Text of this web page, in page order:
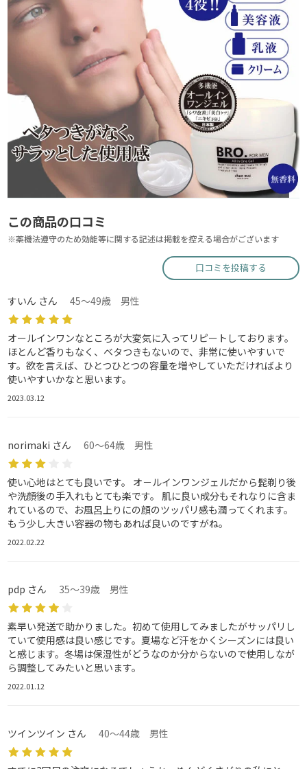
この商品の口コミ
※薬機法遵守のため効能等に関する記述は掲載を控える場合がございます
口コミを投稿する
すいん さん 45～49歳 男性
オールインワンなところが大変気に入ってリピートしております。
ほとんど香りもなく、ベタつきもないので、非常に使いやすいで
す。欲を言えば、ひとつひとつの容量を増やしていただければより
使いやすいかなと思います。
2023.03.12
norimaki さん 60～64歳 男性
使い心地はとても良いです。 オ－ルインワンジェルだから髭剃り後
や洗顔後の手入れもとても楽です。 肌に良い成分もそれなりに含ま
れているので、お風呂上りにの顔のツッパリ感も潤ってくれます。
もう少し大きい容器の物もあれば良いのですがね。
2022.02.22
pdp さん 35～39歳 男性
素早い発送で助かりました。初めて使用してみましたがサッパリし
ていて使用感は良い感じです。夏場など汗をかくシーズンには良い
と感じます。冬場は保湿性がどうなのか分からないので使用しなが
ら調整してみたいと思います。
2022.01.12
ツインツイン さん 40～44歳 男性